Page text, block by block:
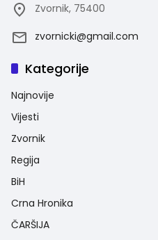
Zvornik, 75400
zvornicki@gmail.com
Kategorije
Najnovije
Vijesti
Zvornik
Regija
BiH
Crna Hronika
ČARŠIJA